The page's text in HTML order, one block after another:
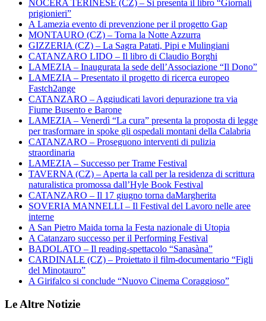
NOCERA TERINESE (CZ) – Si presenta il libro “Giornali
prigionieri”
A Lamezia evento di prevenzione per il progetto Gap
MONTAURO (CZ) – Torna la Notte Azzurra
GIZZERIA (CZ) – La Sagra Patati, Pipi e Mulingiani
CATANZARO LIDO – Il libro di Claudio Borghi
LAMEZIA – Inaugurata la sede dell’Associazione “Il Dono”
LAMEZIA – Presentato il progetto di ricerca europeo
Fastch2ange
CATANZARO – Aggiudicati lavori depurazione tra via
Fiume Busento e Barone
LAMEZIA – Venerdì “La cura” presenta la proposta di legge
per trasformare in spoke gli ospedali montani della Calabria
CATANZARO – Proseguono interventi di pulizia
straordinaria
LAMEZIA – Successo per Trame Festival
TAVERNA (CZ) – Aperta la call per la residenza di scrittura
naturalistica promossa dall’Hyle Book Festival
CATANZARO – Il 17 giugno torna daMargherita
SOVERIA MANNELLI – Il Festival del Lavoro nelle aree
interne
A San Pietro Maida torna la Festa nazionale di Utopia
A Catanzaro successo per il Performing Festival
BADOLATO – Il reading-spettacolo “Sanasàna”
CARDINALE (CZ) – Proiettato il film-documentario “Figli
del Minotauro”
A Girifalco si conclude “Nuovo Cinema Coraggioso”
Le Altre Notizie